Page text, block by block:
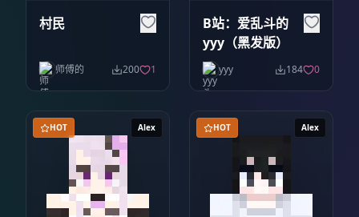
村民
师傅的 200 1
B站：爱乱斗的
yyy（黑发版）
yyy 184 0
Alex
HOT Alex
HOT